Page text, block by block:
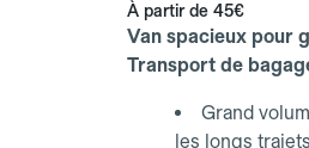
À partir de 45€
Van spacieux pour
Transport de
Grand
les longs trajets